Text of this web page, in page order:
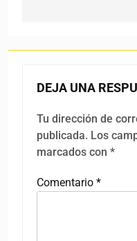
DEJA UNA
Tu dirección de
publicada. Los
marcados con *
Comentario *